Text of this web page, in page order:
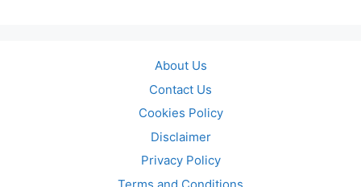
About Us
Contact Us
Cookies Policy
Disclaimer
Privacy Policy
Terms and Conditions